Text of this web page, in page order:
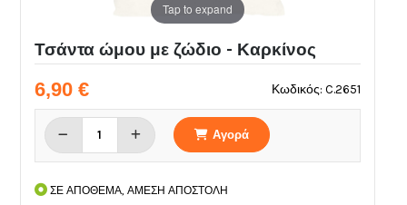
Tap to expand
Τσάντα ώμου με ζώδιο - Καρκίνος
Κωδικός: C.2651
6,90 €
Αγορά
ΣΕ ΑΠΟΘΕΜΑ, ΑΜΕΣΗ ΑΠΟΣΤΟΛΗ